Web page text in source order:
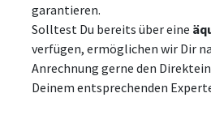
garantieren.
Solltest Du bereits über eine
verfügen, ermöglichen wir Dir
Anrechnung gerne den
Deinem entsprechenden